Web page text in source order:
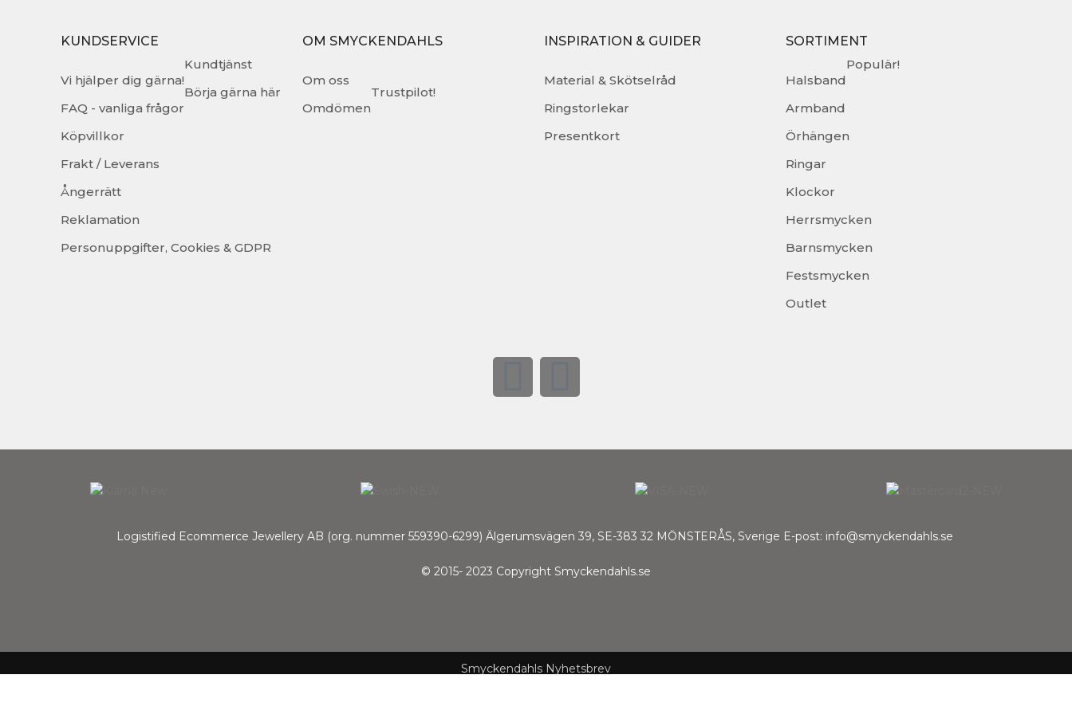
KUNDSERVICE
Vi hjälper dig gärna!
Kundtjänst
FAQ - vanliga frågor
Börja gärna här
Köpvillkor
Frakt / Leverans
Ångerrätt
Reklamation
Personuppgifter, Cookies & GDPR
OM SMYCKENDAHLS
Om oss
Omdömen
Trustpilot!
INSPIRATION & GUIDER
Material & Skötselråd
Ringstorlekar
Presentkort
SORTIMENT
Halsband
Populär!
Armband
Örhängen
Ringar
Klockor
Herrsmycken
Barnsmycken
Festsmycken
Outlet
Logistified Ecommerce Jewellery AB (org. nummer 559390-6299) Älgerumsvägen 39, SE-383 32 MÖNSTERÅS, Sverige E-post: info@smyckendahls.se
© 2015- 2023 Copyright Smyckendahls.se
Smyckendahls Nyhetsbrev